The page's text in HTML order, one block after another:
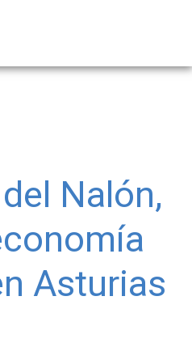
Nalón,
Asturias